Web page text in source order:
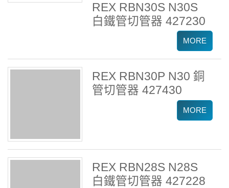
REX RBN30S N30S
白鐵管切管器 427230
REX RBN30P N30 銅
管切管器 427430
REX RBN28S N28S
白鐵管切管器 427228